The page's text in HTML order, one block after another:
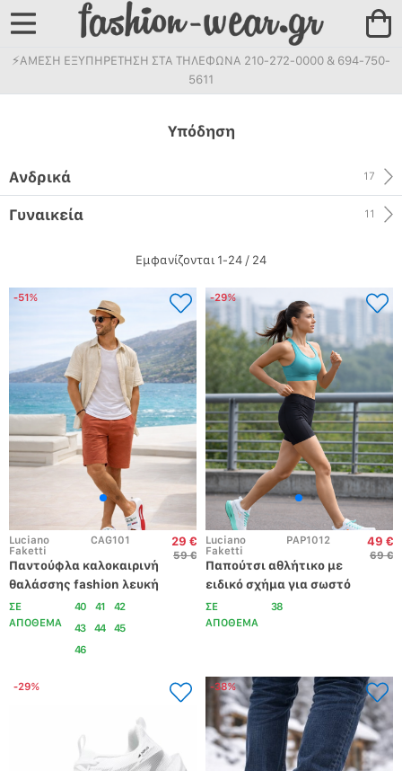
⚡ΑΜΕΣΗ ΕΞΥΠΗΡΕΤΗΣΗ ΣΤΑ ΤΗΛΕΦΩΝΑ 210-272-0000 & 694-750-
5611
Υπόδηση
Ανδρικά 17
Γυναικεία 11
Εμφανίζονται 1-24 / 24
-51%
Luciano
Faketti
CAG101
Παντούφλα καλοκαιρινή
θαλάσσης fashion λευκή
29 €
59 €
ΣΕ
ΑΠΟΘΕΜΑ
40 41
42
43
44
45
46
-29%
Luciano
Faketti
PAP1012
Παπούτσι αθλήτικο με
ειδικό σχήμα για σωστό
βάδισμα και σολα ειδικά
σχεδιασμένη για
49 €
69 €
ΣΕ
ΑΠΟΘΕΜΑ
38
-29% -38%